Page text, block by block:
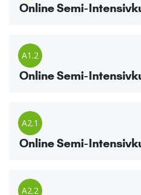
Online Semi-
A1.2
Online Semi-
A2.1
Online Semi-
A2.2